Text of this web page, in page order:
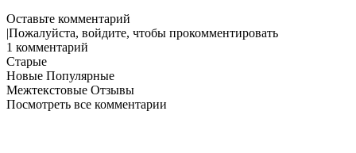
Оставьте комментарий
Пожалуйста, войдите, чтобы прокомментировать
1 комментарий
Старые
Новые Популярные
Межтекстовые Отзывы
Посмотреть все комментарии